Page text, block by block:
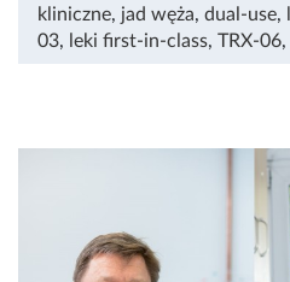
kliniczne, jad węża, dual-use,
03, leki first-in-class, TRX-06,